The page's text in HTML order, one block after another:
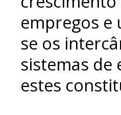
empregos e
se os
sistemas de
estes